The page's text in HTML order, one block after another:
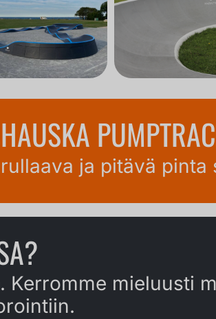
ja pitävä pinta
Kerromme mieluusti